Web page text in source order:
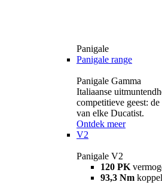
Panigale
Panigale range
Panigale Gamma
Italiaanse
competitieve geest:
van elke Ducatist.
Ontdek meer
V2
Panigale V2
120 PK
93,3 Nm koppel